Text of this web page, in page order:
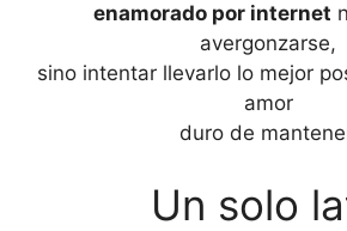
enamorado por internet
avergonzarse,
sino intentar llevarlo lo mejor
amor
duro de
Un solo